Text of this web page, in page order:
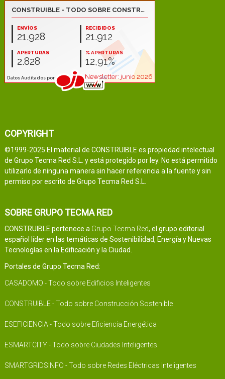
COPYRIGHT
©1999-2025 El material de CONSTRUIBLE es propiedad intelectual
de Grupo Tecma Red S.L. y está protegido por ley. No está permitido
utilizarlo de ninguna manera sin hacer referencia a la fuente y sin
permiso por escrito de Grupo Tecma Red S.L.
SOBRE GRUPO TECMA RED
CONSTRUIBLE pertenece a Grupo Tecma Red, el grupo editorial
español líder en las temáticas de Sostenibilidad, Energía y Nuevas
Tecnologías en la Edificación y la Ciudad.
Portales de Grupo Tecma Red:
CASADOMO - Todo sobre Edificios Inteligentes
CONSTRUIBLE - Todo sobre Construcción Sostenible
ESEFICIENCIA - Todo sobre Eficiencia Energética
ESMARTCITY - Todo sobre Ciudades Inteligentes
SMARTGRIDSINFO - Todo sobre Redes Eléctricas Inteligentes